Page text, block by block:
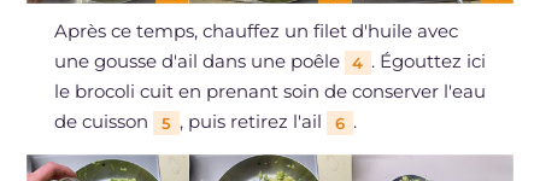
Après ce temps, chauffez un filet d'huile avec
une gousse d'ail dans une poêle
4 . Égouttez ici
le brocoli cuit en prenant soin de conserver l'eau
de cuisson
5 , puis retirez l'ail 6 .